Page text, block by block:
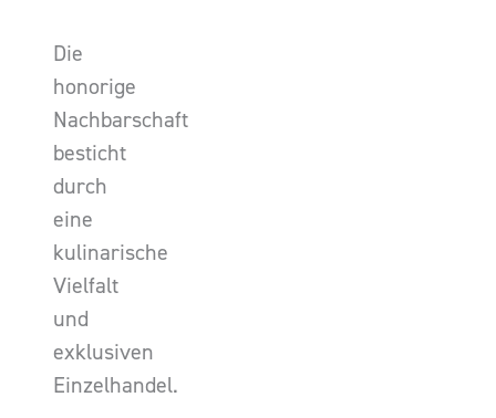
Die
honorige
Nachbarschaft
besticht
durch
eine
kulinarische
Vielfalt
und
exklusiven
Einzelhandel.